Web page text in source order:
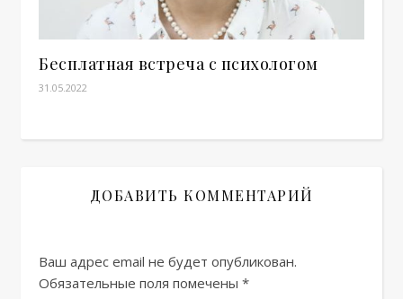
Бесплатная встреча с психологом
31.05.2022
ДОБАВИТЬ КОММЕНТАРИЙ
Ваш адрес email не будет опубликован.
Обязательные поля помечены *